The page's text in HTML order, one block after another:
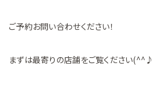
ご予約お問い合わせください！
まずは最寄りの店舗をご覧ください(^^♪